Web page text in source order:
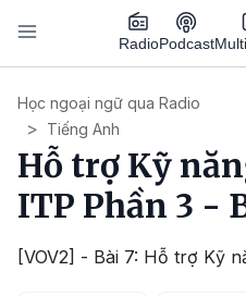
Nhảy đến nội dung
RadioPodcast
Học ngoại ngữ qua Radio
Tiếng Anh
Hỗ trợ Kỹ
ITP Phần 3 -
[VOV2] - Bài 7: Hỗ trợ Kỹ